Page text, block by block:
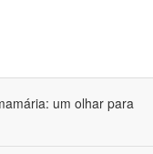
um olhar para